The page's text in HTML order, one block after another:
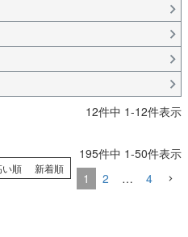
12件中 1-12件表示
い順 新着順
195件中 1-50件表示
1
2 … 4